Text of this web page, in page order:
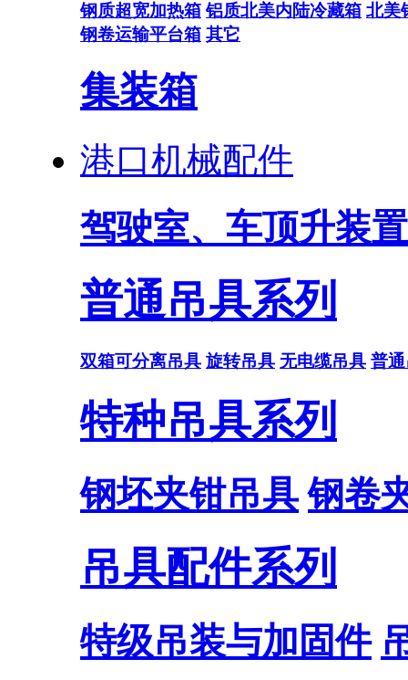
钢质超宽加热箱 铝质北美内陆冷藏箱 北美
钢卷运输平台箱 其它
集装箱
港口机械配件
驾驶室、车顶升装置
普通吊具系列
双箱可分离吊具 旋转吊具 无电缆吊具 普
特种吊具系列
钢坯夹钳吊具 钢卷
吊具配件系列
特级吊装与加固件